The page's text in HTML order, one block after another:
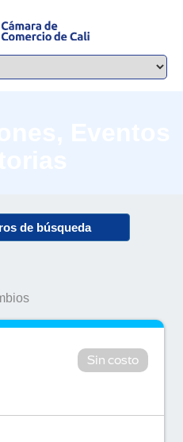
de búsqueda
Sin costo